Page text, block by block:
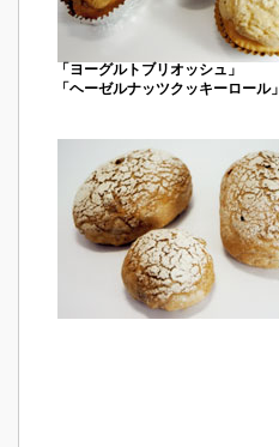
「ヨーグルトブリオッシュ」
「ヘーゼルナッツクッキーロール」